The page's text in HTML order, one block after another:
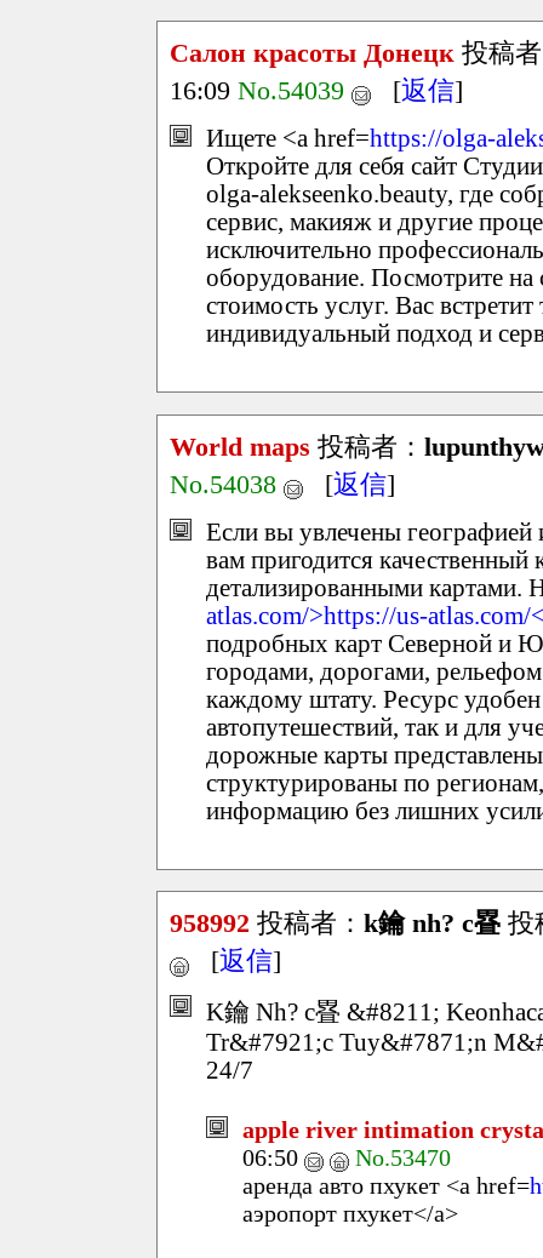
Салон красоты Донецк 投稿
16:09 No.54039 [返信]
Ищете <a href=https://olga-
Откройте для себя сайт
olga-alekseenko.beauty, где
сервис, макияж и другие
исключительно
оборудование. Посмотрите на
стоимость услуг. Вас
индивидуальный подход и
World maps 投稿者：
No.54038
[返信]
Если вы увлечены географией
вам пригодится качественный
детализированными картами.
atlas.com/>https://us-atlas.com/
подробных карт Северной и
городами, дорогами,
каждому штату. Ресурс
автопутешествий, так и для
дорожные карты
структурированы по
информацию без лишних
958992 投稿者： k鑰 nh? c疂 投
[返信]
K鑰 Nh? c疂 &#8211;
Tr&#7921;c Tuy&#7871;n
24/7
apple river intimation
06:50
No.53470
аренда авто пхукет <a href=
аэропорт пхукет</a>